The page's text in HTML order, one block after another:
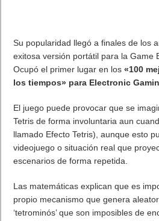
Su popularidad llegó a finales de los
exitosa versión portátil para la Game
Ocupó el primer lugar en los«100
los tiempos» para Electronic
El juego puede provocar que se
Tetris de forma involuntaria aun
llamado Efecto Tetris), aunque esto
videojuego o situación real que
escenarios de forma repetida.
Las matemáticas explican que es
propio mecanismo que genera
‘tetrominós’ que son imposibles de